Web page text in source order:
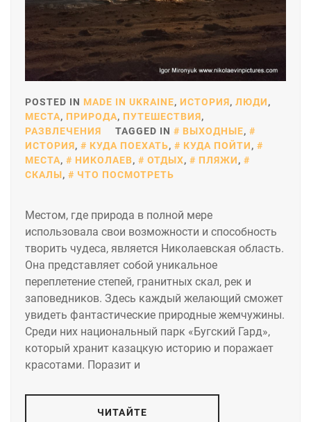
POSTED IN MADE IN UKRAINE, ИСТОРИЯ, ЛЮДИ,
МЕСТА, ПРИРОДА, ПУТЕШЕСТВИЯ,
РАЗВЛЕЧЕНИЯ
TAGGED IN ВЫХОДНЫЕ,
ИСТОРИЯ, КУДА ПОЕХАТЬ, КУДА ПОЙТИ,
МЕСТА, НИКОЛАЕВ, ОТДЫХ, ПЛЯЖИ,
СКАЛЫ, ЧТО ПОСМОТРЕТЬ
Местом, где природа в полной мере
использовала свои возможности и способность
творить чудеса, является Николаевская область.
Она представляет собой уникальное
переплетение степей, гранитных скал, рек и
заповедников. Здесь каждый желающий сможет
увидеть фантастические природные жемчужины.
Среди них национальный парк «Бугский Гард»,
который хранит казацкую историю и поражает
красотами. Поразит и
ЧИТАЙТЕ